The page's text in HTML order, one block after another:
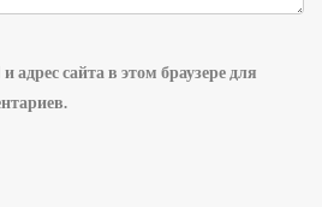
сайта в этом браузере для